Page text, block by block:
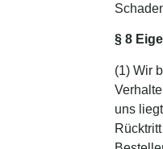
§ 8
(1) Wir
uns